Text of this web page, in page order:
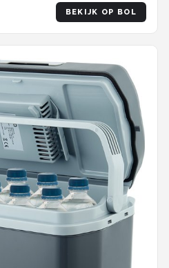
230 Volt – 20L - Grijs
BEKIJK OP BOL